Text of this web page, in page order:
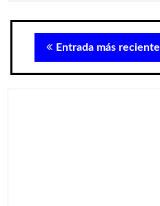
Entrada más reciente